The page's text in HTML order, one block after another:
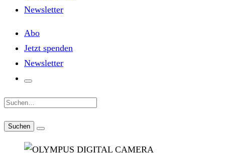
Newsletter
Abo
Jetzt spenden
Newsletter
Suche: